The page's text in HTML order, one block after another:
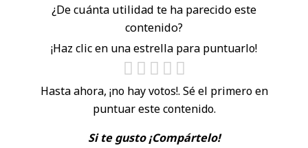
¿De cuánta utilidad te ha parecido este
contenido?
¡Haz clic en una estrella para puntuarlo!
Hasta ahora, ¡no hay votos!. Sé el primero en
puntuar este contenido.
Si te gusto ¡Compártelo!